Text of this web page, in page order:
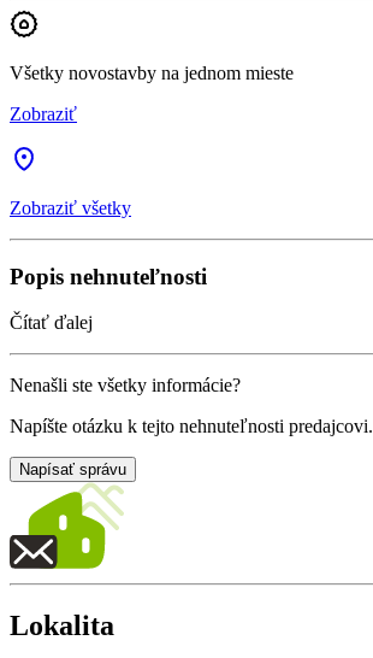
Všetky novostavby na jednom mieste
Zobraziť
Zobraziť všetky
Popis nehnuteľnosti
Čítať ďalej
Nenašli ste všetky informácie?
Napíšte otázku k tejto nehnuteľnosti predajcovi.
Napísať správu
Lokalita